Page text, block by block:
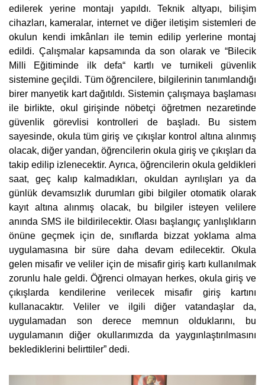
edilerek yerine montajı yapıldı. Teknik altyapı, bilişim
cihazları, kameralar, internet ve diğer iletişim sistemleri de
okulun kendi imkânları ile temin edilip yerlerine montaj
edildi. Çalışmalar kapsamında da son olarak ve “Bilecik
Milli Eğitiminde ilk defa“ kartlı ve turnikeli güvenlik
sistemine geçildi. Tüm öğrencilere, bilgilerinin tanımlandığı
birer manyetik kart dağıtıldı. Sistemin çalışmaya başlaması
ile birlikte, okul girişinde nöbetçi öğretmen nezaretinde
güvenlik görevlisi kontrolleri de başladı. Bu sistem
sayesinde, okula tüm giriş ve çıkışlar kontrol altına alınmış
olacak, diğer yandan, öğrencilerin okula giriş ve çıkışları da
takip edilip izlenecektir. Ayrıca, öğrencilerin okula geldikleri
saat, geç kalıp kalmadıkları, okuldan ayrılışları ya da
günlük devamsızlık durumları gibi bilgiler otomatik olarak
kayıt altına alınmış olacak, bu bilgiler isteyen velilere
anında SMS ile bildirilecektir. Olası başlangıç yanlışlıkların
önüne geçmek için de, sınıflarda bizzat yoklama alma
uygulamasına bir süre daha devam edilecektir. Okula
gelen misafir ve veliler için de misafir giriş kartı kullanılmak
zorunlu hale geldi. Öğrenci olmayan herkes, okula giriş ve
çıkışlarda kendilerine verilecek misafir giriş kartını
kullanacaktır. Veliler ve ilgili diğer vatandaşlar da,
uygulamadan son derece memnun olduklarını, bu
uygulamanın diğer okullarımızda da yaygınlaştırılmasını
beklediklerini belirttiler” dedi.